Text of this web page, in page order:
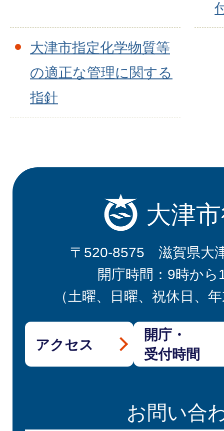
大津市指定化学物質等
の適正な管理に関する
指針
大津
〒520-8575 滋賀県大
開庁時間：9時から
（土曜、日曜、祝休日、
アクセス
開庁・
受付時間
お問い合